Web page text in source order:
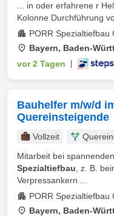
... in oder erfahrene r
Kolonne Durchführung
PORR Spezialtiefbau
Bayern, Baden-
vor 2 Tagen
Bauhelfer m/w/d
Quereinsteigende
Vollzeit
Mitarbeit bei
Spezialtiefbau , z. B.
Verpressankern ...
PORR Spezialtiefbau
Bayern, Baden-